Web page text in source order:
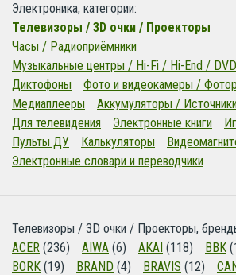
Электроника, категории:
Телевизоры / 3D очки / Проекторы
Часы / Радиоприёмники
Музыкальные центры / Hi-Fi / Hi-End /
Диктофоны
Фото и видеокамеры /
Медиаплееры
Аккумуляторы /
Для телевидения
Электронные книги
Пульты ДУ
Калькуляторы
Электронные словари и переводчики
Телевизоры / 3D очки / Проекторы,
ACER (236) AIWA (6) AKAI (118) BBK
BORK (19) BRAND (4) BRAVIS (12)